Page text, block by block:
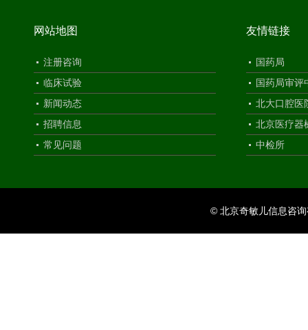
网站地图
注册咨询
临床试验
新闻动态
招聘信息
常见问题
友情链接
国药局
国药局审评
北大口腔医
北京医疗器
中检所
© 北京奇敏儿信息咨